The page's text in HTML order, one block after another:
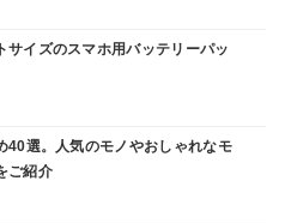
サイズのスマホ用バッテリーパッ
40選。人気のモノやおしゃれなモ
ご紹介